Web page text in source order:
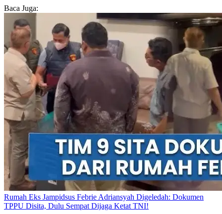
Baca Juga:
Rumah Eks Jampidsus Febrie Adriansyah Digeledah: Dokumen
TPPU Disita, Dulu Sempat Dijaga Ketat TNI!